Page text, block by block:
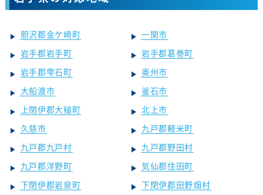
胆沢郡金ケ崎町
一関市
岩手郡岩手町
岩手郡葛巻町
岩手郡雫石町
奥州市
大船渡市
釜石市
上閉伊郡大槌町
北上市
久慈市
九戸郡軽米町
九戸郡九戸村
九戸郡野田村
九戸郡洋野町
気仙郡住田町
下閉伊郡岩泉町
下閉伊郡田野畑村